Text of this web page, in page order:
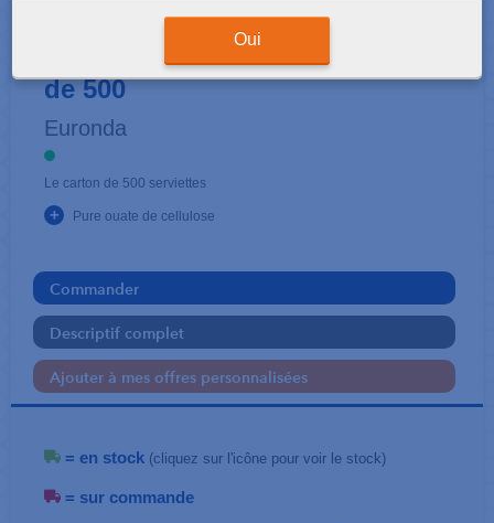
Oui
Monoart en SERVIETTES boîte
de 500
Euronda
Le carton de 500 serviettes
+ Pure ouate de cellulose
Commander
Descriptif complet
Ajouter à mes offres personnalisées
= en stock (cliquez sur l'icône pour voir le stock)
= sur commande